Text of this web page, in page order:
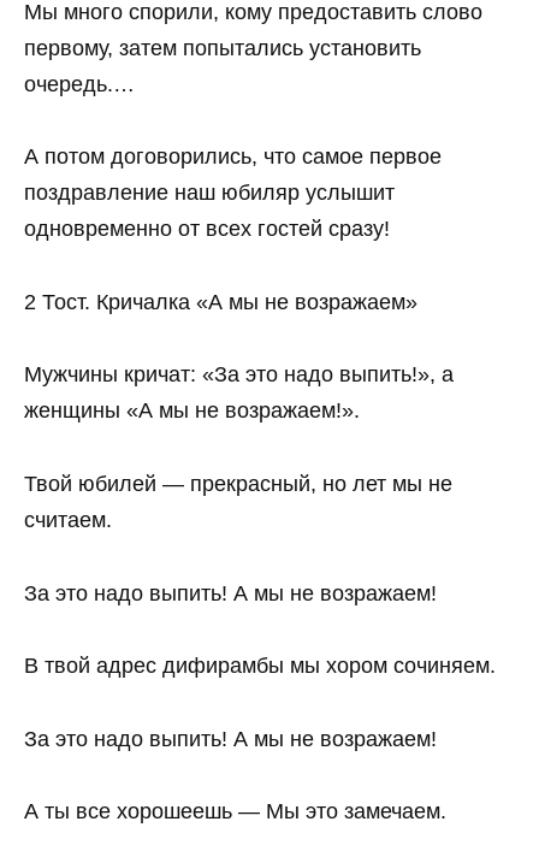
Мы много спорили, кому предоставить слово
первому, затем попытались установить
очередь.…
А потом договорились, что самое первое
поздравление наш юбиляр услышит
одновременно от всех гостей сразу!
2 Тост. Кричалка «А мы не возражаем»
Мужчины кричат: «За это надо выпить!», а
женщины «А мы не возражаем!».
Твой юбилей — прекрасный, но лет мы не
считаем.
За это надо выпить! А мы не возражаем!
В твой адрес дифирамбы мы хором сочиняем.
За это надо выпить! А мы не возражаем!
А ты все хорошеешь — Мы это замечаем.